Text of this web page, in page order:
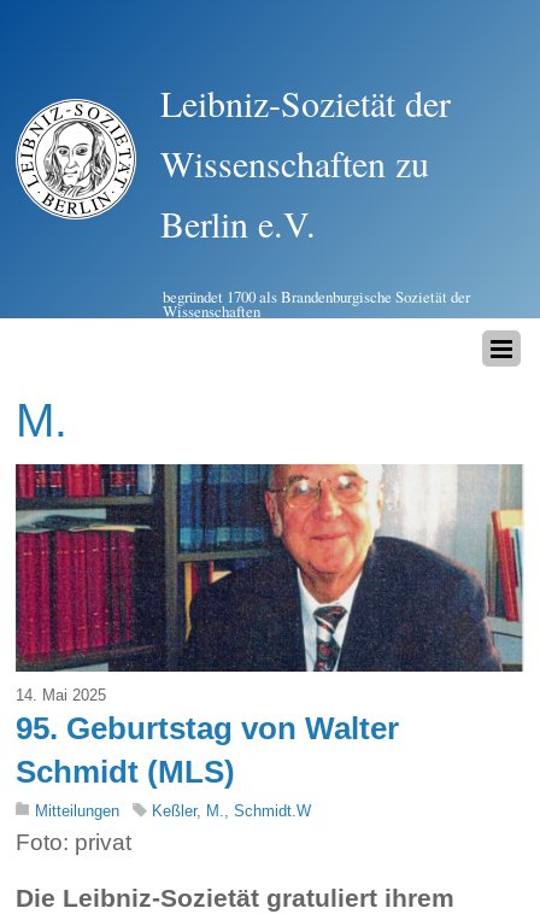
Leibniz-Sozietät der
Wissenschaften zu
Berlin e.V.
begründet 1700 als Brandenburgische Sozietät der
Wissenschaften
M.
14. Mai 2025
95. Geburtstag von Walter
Schmidt (MLS)
Mitteilungen Keßler, M.,Schmidt.W
Foto: privat
Die Leibniz-Sozietät gratuliert ihrem